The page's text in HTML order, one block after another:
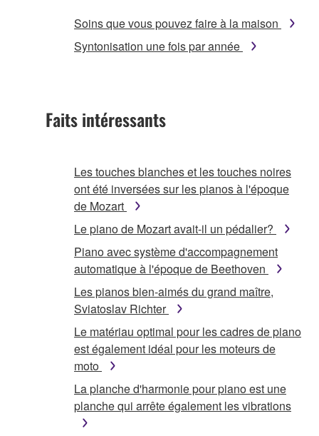
Soins que vous pouvez faire à la maison
Syntonisation une fois par année
Faits intéressants
Les touches blanches et les touches noires
ont été inversées sur les pianos à l'époque
de Mozart
Le piano de Mozart avait-il un pédalier?
Piano avec système d'accompagnement
automatique à l'époque de Beethoven
Les pianos bien-aimés du grand maître,
Sviatoslav Richter
Le matériau optimal pour les cadres de piano
est également idéal pour les moteurs de
moto
La planche d'harmonie pour piano est une
planche qui arrête également les vibrations